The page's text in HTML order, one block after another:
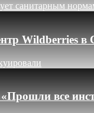
санитарным
Wildberries
все